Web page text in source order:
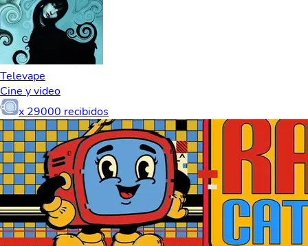
Televape
Cine y video
x 29000 recibidos